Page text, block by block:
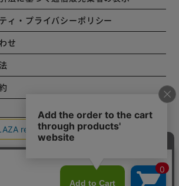
ィ・プライバシーポリシー
せ
コーポレートサイト
2001 IRISPLAZA. ALL Rights Reserved.